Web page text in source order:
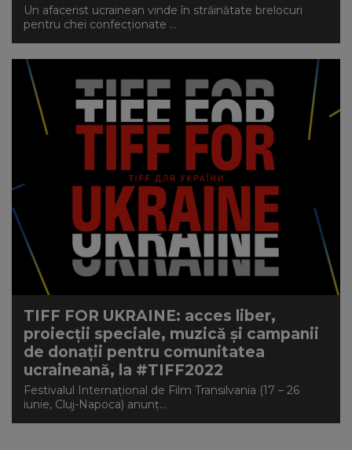
Un afacerist ucrainean vinde în străinătate brelocuri
pentru chei confecţionate ...
TIFF FOR UKRAINE: acces liber,
proiecții speciale, muzică și campanii
de donații pentru comunitatea
ucraineană, la #TIFF2022
Festivalul Internațional de Film Transilvania (17 – 26
iunie, Cluj-Napoca) anunț...